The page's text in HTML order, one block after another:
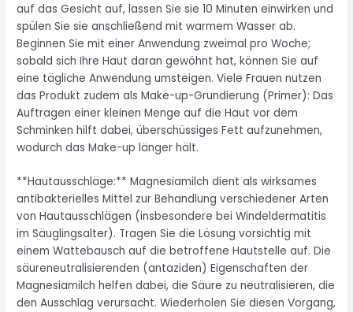
auf das Gesicht auf, lassen Sie sie 10 Minuten einwirken und
spülen Sie sie anschließend mit warmem Wasser ab.
Beginnen Sie mit einer Anwendung zweimal pro Woche;
sobald sich Ihre Haut daran gewöhnt hat, können Sie auf
eine tägliche Anwendung umsteigen. Viele Frauen nutzen
das Produkt zudem als Make-up-Grundierung (Primer): Das
Auftragen einer kleinen Menge auf die Haut vor dem
Schminken hilft dabei, überschüssiges Fett aufzunehmen,
wodurch das Make-up länger hält.
**Hautausschläge:** Magnesiamilch dient als wirksames
antibakterielles Mittel zur Behandlung verschiedener Arten
von Hautausschlägen (insbesondere bei Windeldermatitis
im Säuglingsalter). Tragen Sie die Lösung vorsichtig mit
einem Wattebausch auf die betroffene Hautstelle auf. Die
säureneutralisierenden (antaziden) Eigenschaften der
Magnesiamilch helfen dabei, die Säure zu neutralisieren, die
den Ausschlag verursacht. Wiederholen Sie diesen Vorgang,